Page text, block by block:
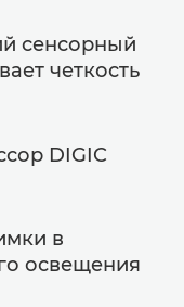
сенсорный
четкость
DIGIC
в
освещения